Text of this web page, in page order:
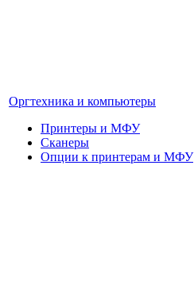
Оргтехника и компьютеры
Принтеры и МФУ
Сканеры
Опции к принтерам и МФУ